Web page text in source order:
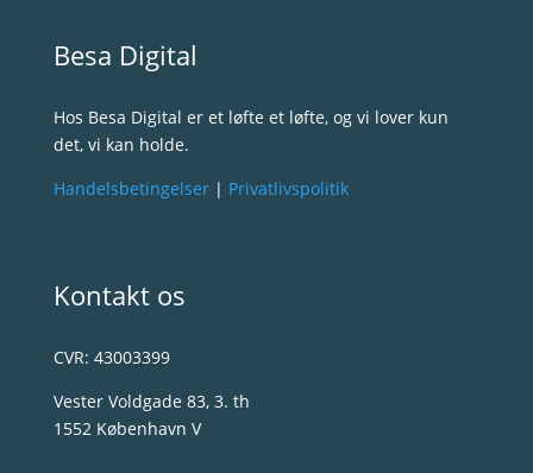
Besa Digital
Hos Besa Digital er et løfte et løfte, og vi lover kun
det, vi kan holde.
Handelsbetingelser| Privatlivspolitik
Kontakt os
CVR: 43003399
Vester Voldgade 83, 3. th
1552 København V